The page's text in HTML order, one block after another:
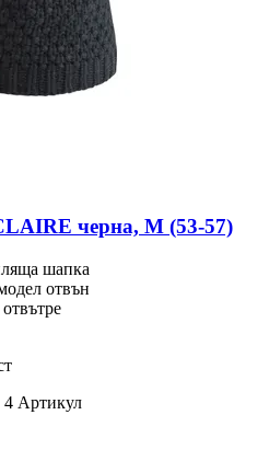
черна, M (53-​57)
шапка
отвън
4 Артикул